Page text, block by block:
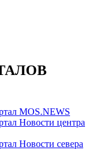
MOS.NEWS
Новости центра
Новости севера